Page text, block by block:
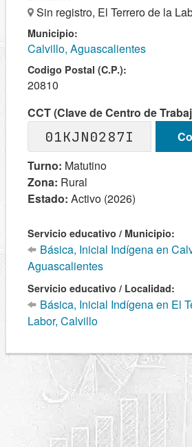
Sin registro, El Terrero de la
Municipio:
Calvillo, Aguascalientes
Codigo Postal (C.P.):
20810
CCT (Clave de Centro de
01KJN0287I
Turno: Matutino
Zona: Rural
Estado: Activo (2026)
Servicio educativo / Municipio:
Básica, Inicial Indígena en
Aguascalientes
Servicio educativo / Localidad:
Básica, Inicial Indígena en El
Labor, Calvillo